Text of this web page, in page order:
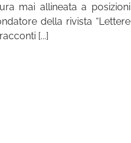
mai allineata a posizioni
della rivista “Lettere
[...]